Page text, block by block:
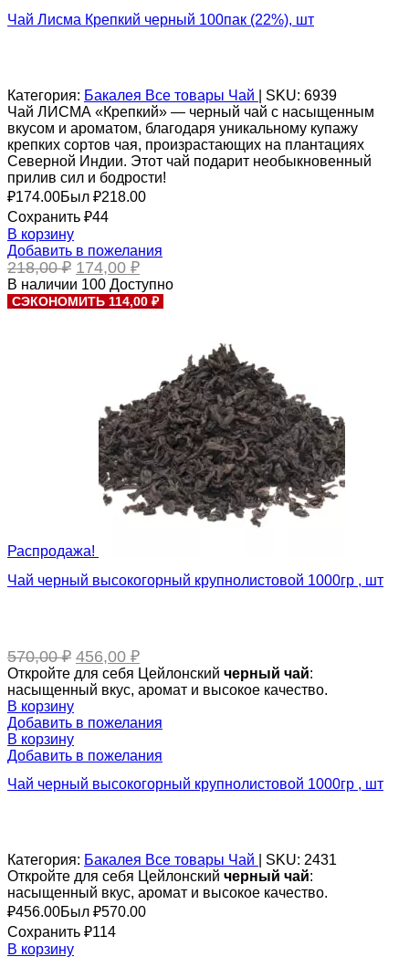
Чай Лисма Крепкий черный 100пак (22%), шт
Категория: Бакалея Все товары Чай SKU: 6939
Чай ЛИСМА «Крепкий» — черный чай с насыщенным
вкусом и ароматом, благодаря уникальному купажу
крепких сортов чая, произрастающих на плантациях
Северной Индии. Этот чай подарит необыкновенный
прилив сил и бодрости!
₽174.00Был ₽218.00
Сохранить ₽44
В корзину
Добавить в пожелания
218,00₽ Первоначальная
цена
составляла
174,00 ₽Текущая
цена:
174,00 ₽.
В наличии 100 Доступно
СЭКОНОМИТЬ 114,00 ₽
Распродажа!
Чай черный высокогорный крупнолистовой 1000гр , шт
570,00₽ Первоначальная
цена
составляла
456,00 ₽Текущая
цена:
456,00 ₽.
Откройте для себя Цейлонский черный чай:
насыщенный вкус, аромат и высокое качество.
В корзину
Добавить в пожелания
В корзину
Добавить в пожелания
Чай черный высокогорный крупнолистовой 1000гр , шт
Категория: Бакалея Все товары Чай SKU: 2431
Откройте для себя Цейлонский черный чай:
насыщенный вкус, аромат и высокое качество.
₽456.00Был ₽570.00
Сохранить ₽114
В корзину